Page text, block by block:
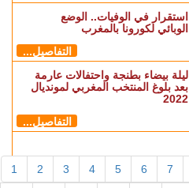
استقرار في الوفيات.. الوضع
الوبائي لكورونا بالمغرب
التفاصيل...
ليلة بيضاء بطنجة واحتفالات عارمة
بعد بلوغ المنتخب المغربي لمونديال
2022
التفاصيل...
1 2 3 4 5 6 7